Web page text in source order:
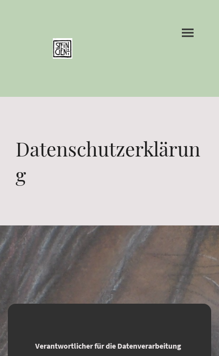
Datenschutzerklärun
g
Verantwortlicher für die Datenverarbeitung